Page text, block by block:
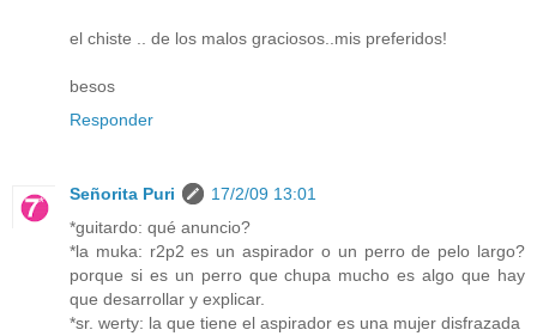
el chiste .. de los malos graciosos..mis preferidos!
besos
Responder
Señorita Puri
17/2/09 13:01
*guitardo: qué anuncio?
*la muka: r2p2 es un aspirador o un perro de pelo largo?
porque si es un perro que chupa mucho es algo que hay
que desarrollar y explicar.
*sr. werty: la que tiene el aspirador es una mujer disfrazada